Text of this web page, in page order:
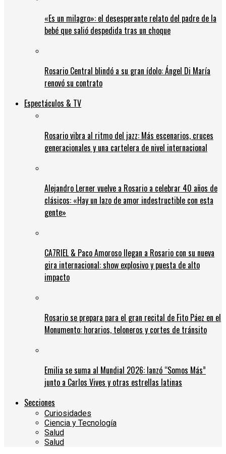
«Es un milagro»: el desesperante relato del padre de la
bebé que salió despedida tras un choque
Rosario Central blindó a su gran ídolo: Ángel Di María
renovó su contrato
Espectáculos & TV
Rosario vibra al ritmo del jazz: Más escenarios, cruces
generacionales y una cartelera de nivel internacional
Alejandro Lerner vuelve a Rosario a celebrar 40 años de
clásicos: «Hay un lazo de amor indestructible con esta
gente»
CA7RIEL & Paco Amoroso llegan a Rosario con su nueva
gira internacional: show explosivo y puesta de alto
impacto
Rosario se prepara para el gran recital de Fito Páez en el
Monumento: horarios, teloneros y cortes de tránsito
Emilia se suma al Mundial 2026: lanzó “Somos Más”
junto a Carlos Vives y otras estrellas latinas
Secciones
Curiosidades
Ciencia y Tecnología
Salud
Salud